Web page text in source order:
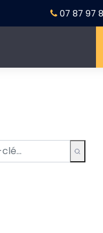
07 87 97